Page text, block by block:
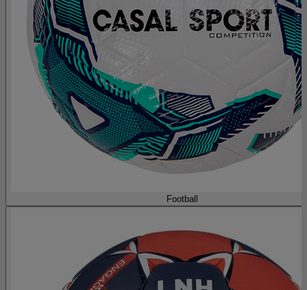
Football